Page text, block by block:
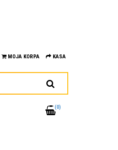
MOJA KORPA KASA
(0)